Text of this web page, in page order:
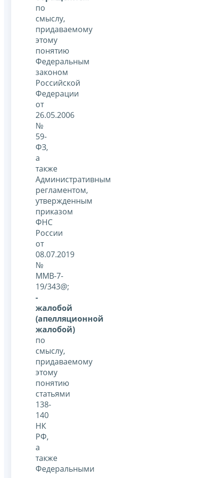
по
смыслу,
придаваемому
этому
понятию
Федеральным
законом
Российской
Федерации
от
26.05.2006
№
59-
ФЗ,
а
также
Административным
регламентом,
утвержденным
приказом
ФНС
России
от
08.07.2019
№
ММВ-7-
19/343@;
-
жалобой
(апелляционной
жалобой)
по
смыслу,
придаваемому
этому
понятию
статьями
138-
140
НК
РФ,
а
также
Федеральными